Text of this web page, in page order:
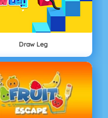
Draw Leg